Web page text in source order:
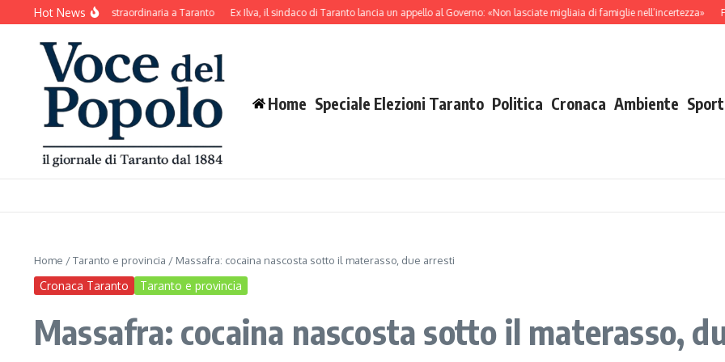
Salta al contenuto
Hot News
urbano: pulizia straordinaria a Taranto Ex Ilva, il sindaco di Taranto lancia un appello al Governo: «Non lasciate migliaia di famiglie nell’incertezza»
Home Speciale Elezioni Taranto Politica Cronaca Ambiente Sport
Home /Taranto e provincia / Massafra: cocaina nascosta sotto il materasso, due arresti
Cronaca Taranto Taranto e provincia
Massafra: cocaina nascosta sotto il materasso,